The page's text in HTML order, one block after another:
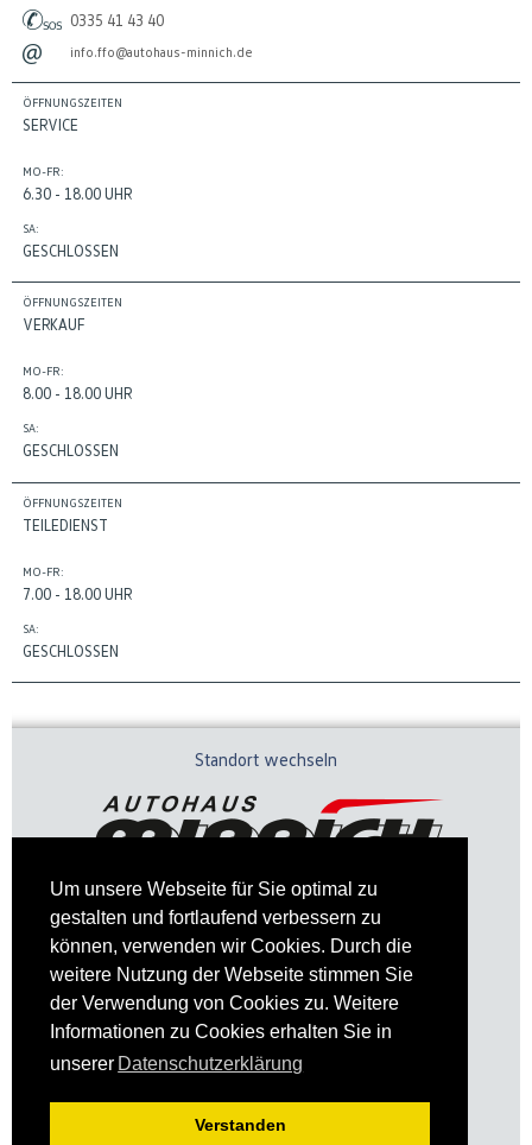
Um unsere Webseite für Sie optimal zu
gestalten und fortlaufend verbessern zu
können, verwenden wir Cookies. Durch die
weitere Nutzung der Webseite stimmen Sie
der Verwendung von Cookies zu. Weitere
Informationen zu Cookies erhalten Sie in
unserer Datenschutzerklärung
Verstanden
0335 41 43 40
info.ffo@autohaus-minnich.de
ÖFFNUNGSZEITEN
SERVICE
MO-FR:
6.30 - 18.00 UHR
SA:
GESCHLOSSEN
ÖFFNUNGSZEITEN
VERKAUF
MO-FR:
8.00 - 18.00 UHR
SA:
GESCHLOSSEN
ÖFFNUNGSZEITEN
TEILEDIENST
MO-FR:
7.00 - 18.00 UHR
SA:
GESCHLOSSEN
Standort wechseln
Impressum Datenschutz